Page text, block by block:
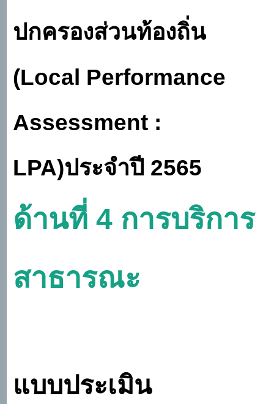
ปกครองส่วนท้องถิ่น
(Local Performance
Assessment :
LPA)ประจำปี 2565
ด้านที่ 4 การบริการ
สาธารณะ
แบบประเมิน